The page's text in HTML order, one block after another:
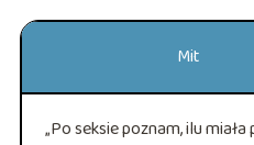
Mit
„Po seksie poznam, ilu